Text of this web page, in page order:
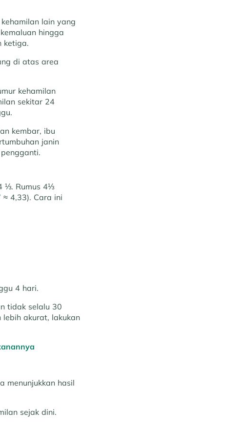
lain yang
hingga
ketiga.
di atas area
kehamilan
sekitar 24
kembar, ibu
janin
⅓. Rumus 4⅓
4,33). Cara ini
4 hari.
tidak selalu 30
lebih akurat, lakukan
menunjukkan hasil
sejak dini.